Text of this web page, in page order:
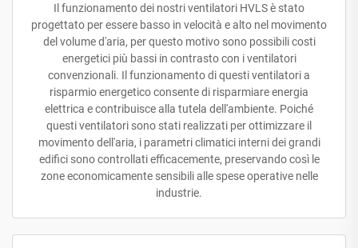
Il funzionamento dei nostri ventilatori HVLS è stato
progettato per essere basso in velocità e alto nel movimento
del volume d'aria, per questo motivo sono possibili costi
energetici più bassi in contrasto con i ventilatori
convenzionali. Il funzionamento di questi ventilatori a
risparmio energetico consente di risparmiare energia
elettrica e contribuisce alla tutela dell'ambiente. Poiché
questi ventilatori sono stati realizzati per ottimizzare il
movimento dell'aria, i parametri climatici interni dei grandi
edifici sono controllati efficacemente, preservando così le
zone economicamente sensibili alle spese operative nelle
industrie.